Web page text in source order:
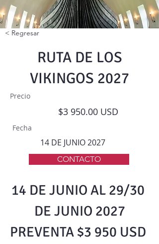
< Regresar
RUTA DE LOS
VIKINGOS 2027
Precio
$3 950.00 USD
Fecha
14 DE JUNIO 2027
CONTACTO
SE PARTE DE LA FAMILIA NEWTRAVEL
14 DE JUNIO AL 29/30
DE JUNIO 2027
PREVENTA $3 950 USD